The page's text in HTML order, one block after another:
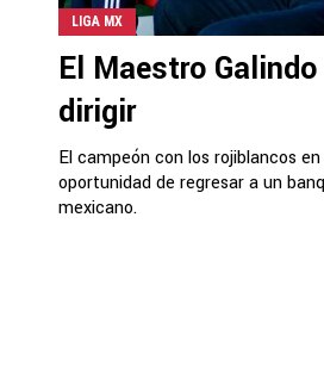
LIGA MX
El Maestro
dirigir
El campeón con los rojiblancos
oportunidad de regresar a un
mexicano.